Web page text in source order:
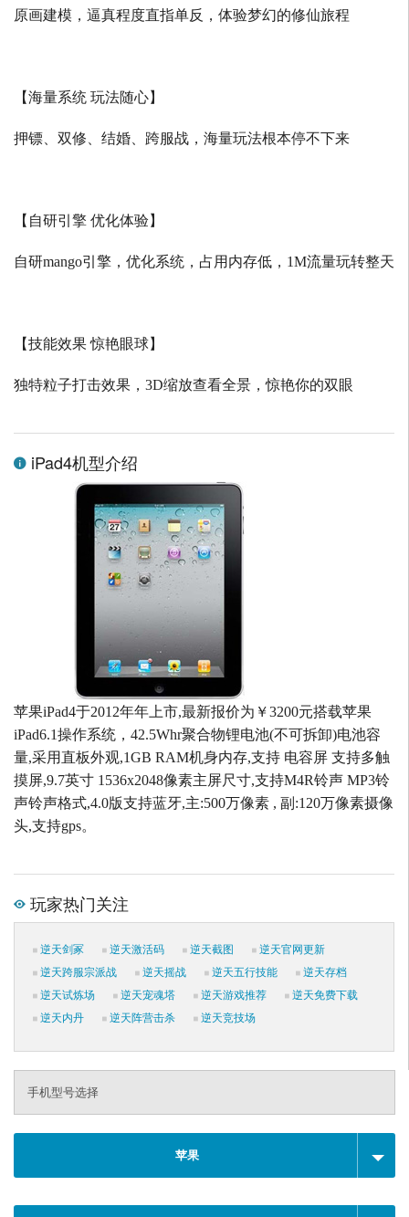
原画建模，逼真程度直指单反，体验梦幻的修仙旅程
【海量系统 玩法随心】
押镖、双修、结婚、跨服战，海量玩法根本停不下来
【自研引擎 优化体验】
自研mango引擎，优化系统，占用内存低， 1M流量玩转整天
【技能效果 惊艳眼球】
独特粒子打击效果， 3D缩放查看全景，惊艳你的双眼
iPad4机型介绍
苹果iPad4于2012年年上市,最新报价为￥3200元搭载苹果
iPad6.1操作系统，42.5Whr聚合物锂电池(不可拆卸)电池容
量,采用直板外观,1GB RAM机身内存,支持 电容屏 支持多触
摸屏,9.7英寸 1536x2048像素主屏尺寸,支持M4R铃声 MP3铃
声铃声格式,4.0版支持蓝牙,主:500万像素 , 副:120万像素摄像
头,支持gps。
玩家热门关注
逆天剑冢 逆天激活码 逆天截图
逆天官网更新
逆天跨服宗派战
逆天摇战 逆天五行技能
逆天存档
逆天试炼场
逆天宠魂塔 逆天游戏推荐
逆天免费下载
逆天内丹
逆天阵营击杀 逆天竞技场
手机型号选择
苹果